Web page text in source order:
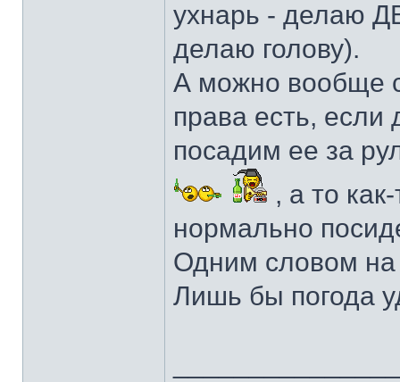
ухнарь - делаю
делаю голову).
А можно вообще
права есть,
посадим ее за
, а то
нормально
Одним словом на
Лишь бы погода